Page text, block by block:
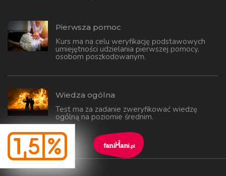
Pierwsza pomoc
Kurs ma na celu weryfikację podstawowych
umiejętności udzielania pierwszej pomocy,
osobom poszkodowanym.
Wiedza ogólna
Test ma za zadanie zweryfikować wiedzę
ogólną na poziomie średnim.